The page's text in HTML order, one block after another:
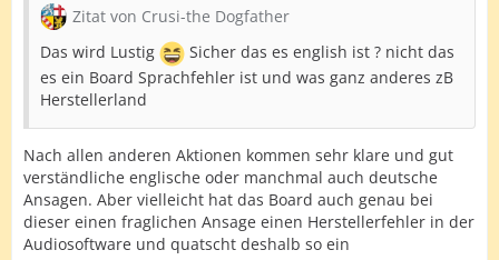
Zitat von Crusi-the Dogfather
Das wird Lustig
Sicher das es english ist ? nicht das
es ein Board Sprachfehler ist und was ganz anderes zB
Herstellerland
Nach allen anderen Aktionen kommen sehr klare und gut
verständliche englische oder manchmal auch deutsche
Ansagen. Aber vielleicht hat das Board auch genau bei
dieser einen fraglichen Ansage einen Herstellerfehler in der
Audiosoftware und quatscht deshalb so ein